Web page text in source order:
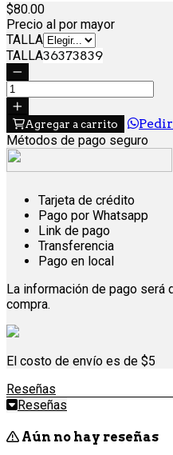
80.00
Precio al por mayor
TALLA
TALLA36373839
Agregar a carrito
Métodos de pago seguro
Tarjeta de crédito
Pago por Whatsapp
Link de pago
Transferencia
Pago en local
La información de pago será
compra.
El costo de envío es de $5
Reseñas
Reseñas
Aún no hay reseñas